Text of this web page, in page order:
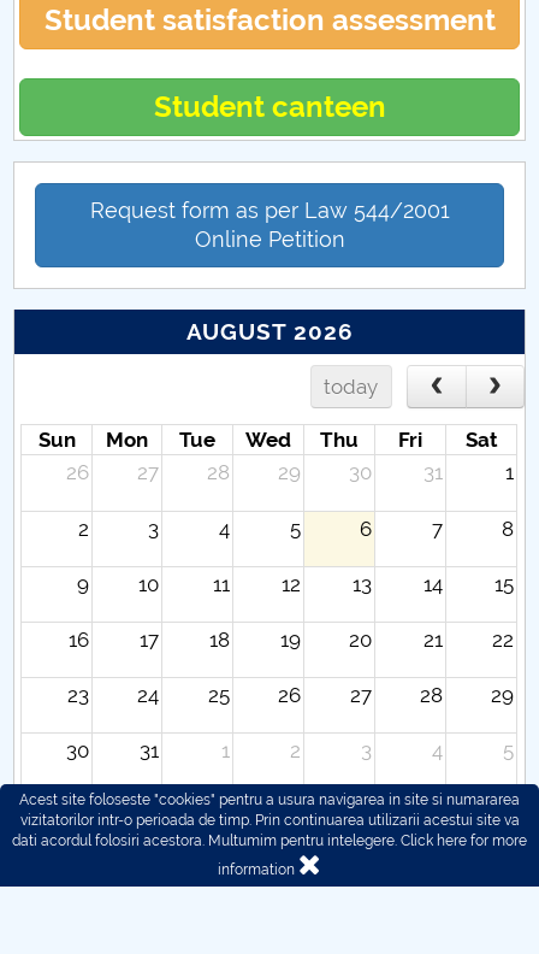
Student satisfaction assessment
Student canteen
Request form as per Law 544/2001
Online Petition
AUGUST 2026
today
Sun Mon Tue Wed Thu Fri
Sat
26
27 28 29 30 31 1
2 3 4 5 6 7 8
9 10 11 12 13 14 15
16 17 18 19 20 21 22
23 24 25 26 27 28 29
30 31 1 2 3 4 5
Acest site foloseste "cookies" pentru a usura navigarea in site si numararea
vizitatorilor intr-o perioada de timp. Prin continuarea utilizarii acestui site va
dati acordul folosiri acestora. Multumim pentru intelegere. Click here for more
information